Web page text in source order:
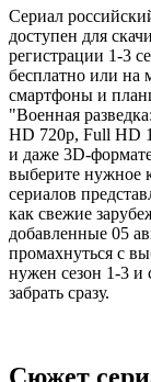
Сериал
доступен для
регистрации 1-3
бесплатно или на
смартфоны и
"Военная
HD 720p, Full HD
и даже 3D-
выберите нужное
сериалов
как свежие
добавленные 05
промахнуться с
нужен сезон 1-3 и
забрать сразу.
Сюжет